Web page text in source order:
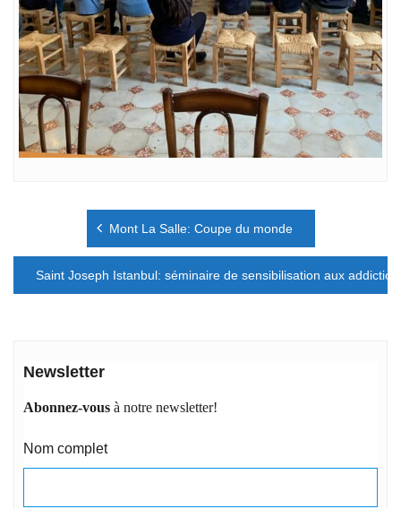
Navigation
l’article
Mont La Salle: Coupe du monde
Saint Joseph Istanbul: séminaire de sensibilisation aux
Newsletter
Abonnez-vous à notre newsletter!
Nom complet